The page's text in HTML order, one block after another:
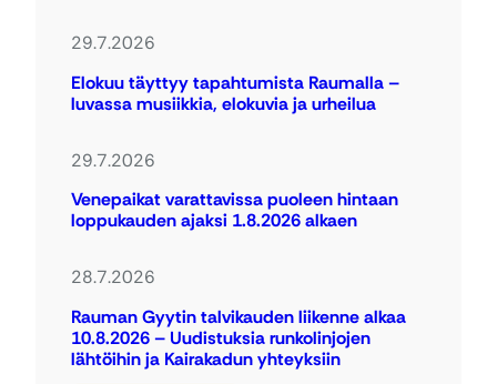
29.7.2026
Elokuu täyttyy tapahtumista Raumalla –
luvassa musiikkia, elokuvia ja urheilua
29.7.2026
Venepaikat varattavissa puoleen hintaan
loppukauden ajaksi 1.8.2026 alkaen
28.7.2026
Rauman Gyytin talvikauden liikenne alkaa
10.8.2026 – Uudistuksia runkolinjojen
lähtöihin ja Kairakadun yhteyksiin